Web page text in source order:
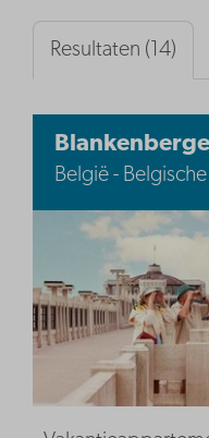
Resultaten (14)
Blankenberge
België -